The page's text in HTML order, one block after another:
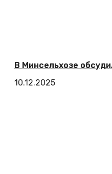
В Минсельхозе
10.12.2025